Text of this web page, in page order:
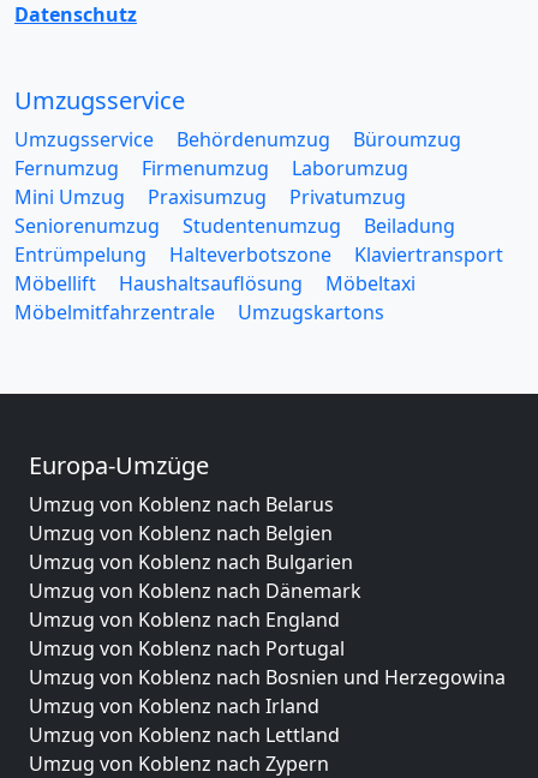
Datenschutz
Umzugsservice
Umzugsservice Behördenumzug
Büroumzug
Fernumzug
Firmenumzug
Laborumzug
Mini Umzug
Praxisumzug
Privatumzug
Seniorenumzug
Studentenumzug
Beiladung
Entrümpelung
Halteverbotszone
Klaviertransport
Möbellift
Haushaltsauflösung
Möbeltaxi
Möbelmitfahrzentrale
Umzugskartons
Europa-Umzüge
Umzug von Koblenz nach Belarus
Umzug von Koblenz nach Belgien
Umzug von Koblenz nach Bulgarien
Umzug von Koblenz nach Dänemark
Umzug von Koblenz nach England
Umzug von Koblenz nach Portugal
Umzug von Koblenz nach Bosnien und Herzegowina
Umzug von Koblenz nach Irland
Umzug von Koblenz nach Lettland
Umzug von Koblenz nach Zypern